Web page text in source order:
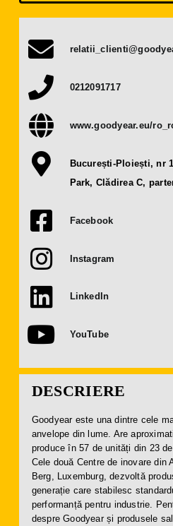
Presă
Contact
OBȚINE BILET
0212091717
www.goodyear.eu/
București-Ploiești, nr
Park, Clădirea C,
Facebook
Instagram
LinkedIn
YouTube
DESCRIERE
Goodyear este una dintre cele
anvelope din lume. Are
produce în 57 de unități din 23
Cele două Centre de inovare din
Berg, Luxemburg, dezvoltă
generație care stabilesc
performanță pentru industrie.
despre Goodyear și produsele